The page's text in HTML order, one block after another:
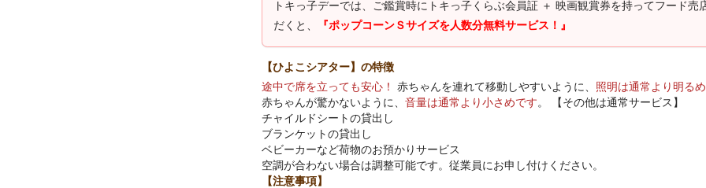
トキっ子デーでは、ご鑑賞時にトキっ子くらぶ会員証 ＋ 映画観賞券を持ってフード売
だくと、
『ポップコーンＳサイズを人数分無料サービス！』
【ひよこシアター】の特徴
途中で席を立っても安心！
赤ちゃんを連れて移動しやすいように、 照明は通常より明る
赤ちゃんが驚かないように、 音量は通常より小さめです。 【その他は通常サービス】
チャイルドシートの貸出し
ブランケットの貸出し
ベビーカーなど荷物のお預かりサービス
空調が合わない場合は調整可能です。従業員にお申し付けください。
【注意事項】